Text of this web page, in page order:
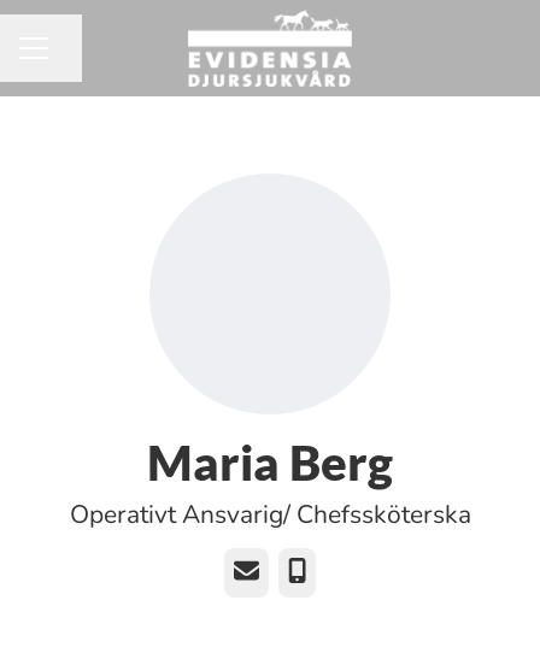
Maria Berg
Operativt Ansvarig/ Chefssköterska
E-post Telefon